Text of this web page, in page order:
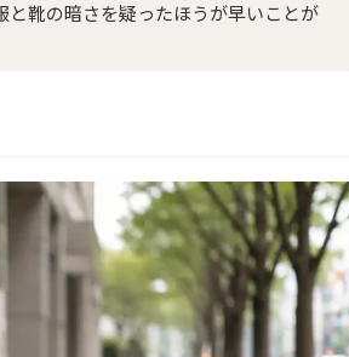
靴の暗さを疑ったほうが早いことが